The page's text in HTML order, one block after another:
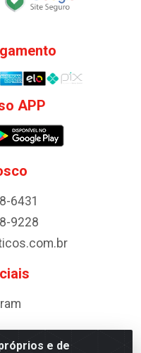
e de
APP
6431
9228